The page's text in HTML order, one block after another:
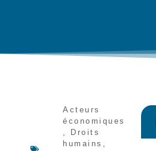
Acteurs
économiques
,
Droits
humains ,